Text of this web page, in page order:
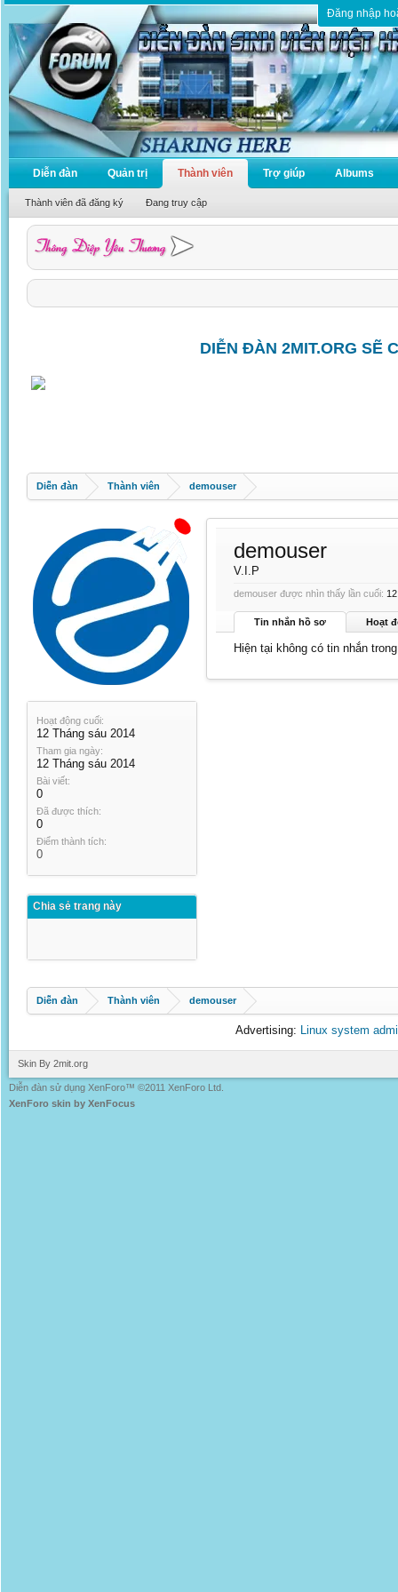
Đăng nhập
Diễn đàn Quản trị Thành viên
Thành viên đã đăng ký Đang truy cập
Trợ giúp Albums
DIỄN ĐÀN 2MIT.ORG SẼ
Diễn đàn Thành viên demouser
Hoạt động cuối:
12 Tháng sáu 2014
Tham gia ngày:
12 Tháng sáu 2014
Bài viết:
0
Đã được thích:
0
Điểm thành tích:
0
Chia sẻ trang này
demouser
V.I.P
demouser được nhìn thấy lần cuối:
Tin nhắn hồ sơ Hoạt
Hiện tại không có tin nhắn
Diễn đàn Thành viên demouser
Advertising: Linux system
Skin By 2mit.org
Diễn đàn sử dụng XenForo™ ©2011 XenForo Ltd.
XenForo skin by XenFocus